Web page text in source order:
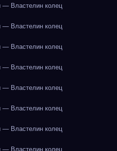
— Властелин колец
— Властелин колец
— Властелин колец
— Властелин колец
— Властелин колец
— Властелин колец
— Властелин колец
— Властелин колец